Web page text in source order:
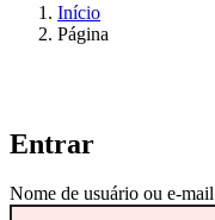
Início
Página
Entrar
Nome de usuário ou e-mail